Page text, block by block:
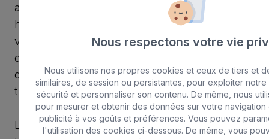
avec leurs bateaux, réparer leurs filets, des
habitants prendre un bain de soleil et des
visiteurs se promener. Il y a des restaurants et
des magasins à proximité, ce qui vous permet
de passer une journée entière sans avoir à tout
transporter.
La Laja est également l'endroit idéal pour
Nous respectons votre vie
Nous utilisons nos propres cookies et ceux de tiers et
similaires, de session ou persistantes, pour exploiter
sécurité et personnaliser son contenu. De même, nous
pour mesurer et obtenir des données sur votre
publicité à vos goûts et préférences. Vous pouvez
l'utilisation des cookies ci-dessous. De même, vous